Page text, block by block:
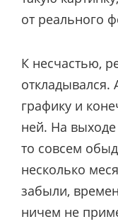
от реального
К несчастью,
откладывался.
графику и
ней. На
то совсем
несколько
забыли,
ничем не